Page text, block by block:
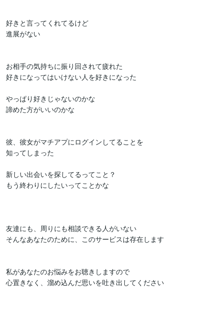
好きと言ってくれてるけど
進展がない
お相手の気持ちに振り回されて疲れた
好きになってはいけない人を好きになった
やっぱり好きじゃないのかな
諦めた方がいいのかな
彼、彼女がマチアプにログインしてることを
知ってしまった
新しい出会いを探してるってこと？
もう終わりにしたいってことかな
友達にも、周りにも相談できる人がいない
そんなあなたのために、このサービスは存在します
私があなたのお悩みをお聴きしますので
心置きなく、溜め込んだ思いを吐き出してください